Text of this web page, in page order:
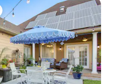
plus appréciés